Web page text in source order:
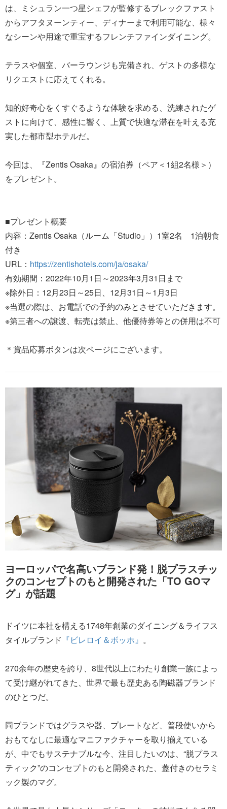
は、ミシュラン一つ星シェフが監修するブレックファスト
からアフタヌーンティー、ディナーまで利用可能な、様々
なシーンや用途で重宝するフレンチファインダイニング。
テラスや個室、バーラウンジも完備され、ゲストの多様な
リクエストに応えてくれる。
知的好奇心をくすぐるような体験を求める、洗練されたゲ
ストに向けて、感性に響く、上質で快適な滞在を叶える充
実した都市型ホテルだ。
今回は、『Zentis Osaka』の宿泊券（ペア＜1組2名様＞）
をプレゼント。
■プレゼント概要
内容：Zentis Osaka（ルーム「Studio」）1室2名 1泊朝食
付き
URL： https://zentishotels.com/ja/osaka/
有効期間：2022年10月1日～2023年3月31日まで
※除外日：12月23日～25日、12月31日～1月3日
※当選の際は、お電話での予約のみとさせていただきます。
※第三者への譲渡、転売は禁止、他優待券等との併用は不可
＊賞品応募ボタンは次ページにございます。
ヨーロッパで名高いブランド発！脱プラスチッ
クのコンセプトのもと開発された「TO GOマ
グ」が話題
ドイツに本社を構える1748年創業のダイニング＆ライフス
タイルブランド 『ビレロイ＆ボッホ』 。
270余年の歴史を誇り、8世代以上にわたり創業一族によっ
て受け継がれてきた、世界で最も歴史ある陶磁器ブランド
のひとつだ。
同ブランドではグラスや器、プレートなど、普段使いから
おもてなしに最適なマニファクチャーを取り揃えている
が、中でもサステナブルな今、注目したいのは、“脱プラス
ティック”のコンセプトのもと開発された、蓋付きのセラミ
ック製のマグ。